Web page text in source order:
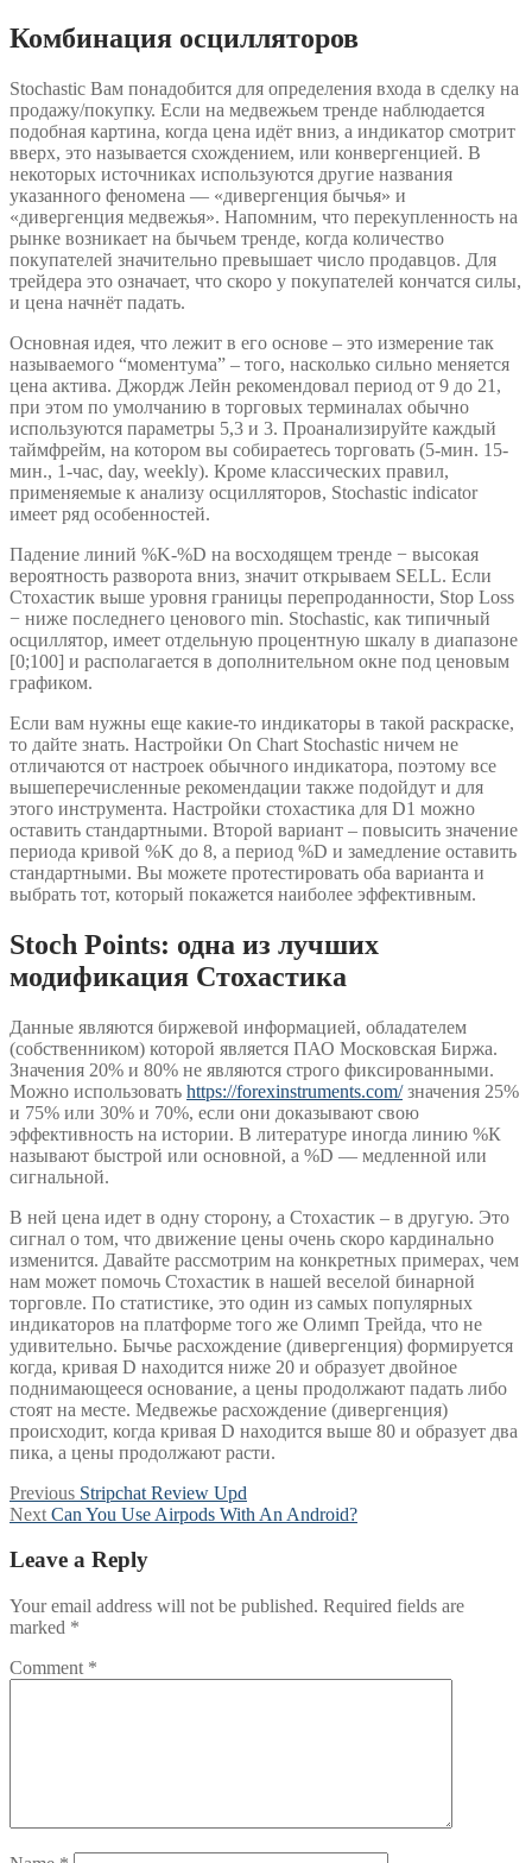
Комбинация осцилляторов
Stochastic Вам понадобится для определения входа в сделку на
продажу/покупку. Если на медвежьем тренде наблюдается
подобная картина, когда цена идёт вниз, а индикатор смотрит
вверх, это называется схождением, или конвергенцией. В
некоторых источниках используются другие названия
указанного феномена — «дивергенция бычья» и
«дивергенция медвежья». Напомним, что перекупленность на
рынке возникает на бычьем тренде, когда количество
покупателей значительно превышает число продавцов. Для
трейдера это означает, что скоро у покупателей кончатся силы,
и цена начнёт падать.
Основная идея, что лежит в его основе – это измерение так
называемого “моментума” – того, насколько сильно меняется
цена актива. Джордж Лейн рекомендовал период от 9 до 21,
при этом по умолчанию в торговых терминалах обычно
используются параметры 5,3 и 3. Проанализируйте каждый
таймфрейм, на котором вы собираетесь торговать (5-мин. 15-
мин., 1-час, day, weekly). Кроме классических правил,
применяемые к анализу осцилляторов, Stochastic indicator
имеет ряд особенностей.
Падение линий %K-%D на восходящем тренде − высокая
вероятность разворота вниз, значит открываем SELL. Если
Стохастик выше уровня границы перепроданности, Stop Loss
− ниже последнего ценового min. Stochastic, как типичный
осциллятор, имеет отдельную процентную шкалу в диапазоне
[0;100] и располагается в дополнительном окне под ценовым
графиком.
Если вам нужны еще какие-то индикаторы в такой раскраске,
то дайте знать. Настройки On Chart Stochastic ничем не
отличаются от настроек обычного индикатора, поэтому все
вышеперечисленные рекомендации также подойдут и для
этого инструмента. Настройки стохастика для D1 можно
оставить стандартными. Второй вариант – повысить значение
периода кривой %K до 8, а период %D и замедление оставить
стандартными. Вы можете протестировать оба варианта и
выбрать тот, который покажется наиболее эффективным.
Stoch Points: одна из лучших
модификация Стохастика
Данные являются биржевой информацией, обладателем
(собственником) которой является ПАО Московская Биржа.
Значения 20% и 80% не являются строго фиксированными.
Можно использовать https://forexinstruments.com/значения 25%
и 75% или 30% и 70%, если они доказывают свою
эффективность на истории. В литературе иногда линию %К
называют быстрой или основной, а %D — медленной или
сигнальной.
В ней цена идет в одну сторону, а Стохастик – в другую. Это
сигнал о том, что движение цены очень скоро кардинально
изменится. Давайте рассмотрим на конкретных примерах, чем
нам может помочь Стохастик в нашей веселой бинарной
торговле. По статистике, это один из самых популярных
индикаторов на платформе того же Олимп Трейда, что не
удивительно. Бычье расхождение (дивергенция) формируется
когда, кривая D находится ниже 20 и образует двойное
поднимающееся основание, а цены продолжают падать либо
стоят на месте. Медвежье расхождение (дивергенция)
происходит, когда кривая D находится выше 80 и образует два
пика, а цены продолжают расти.
Post
navigation
Previous Previous
post:
Stripchat Review Upd
Next Next
Can You Use Airpods With An Android?
Leave a Reply
Your email address will not be published. Required fields are
marked *
Comment *